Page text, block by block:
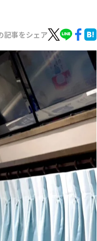
記事をシェア